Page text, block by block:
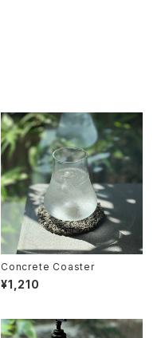
Concrete Coaster
¥1,210